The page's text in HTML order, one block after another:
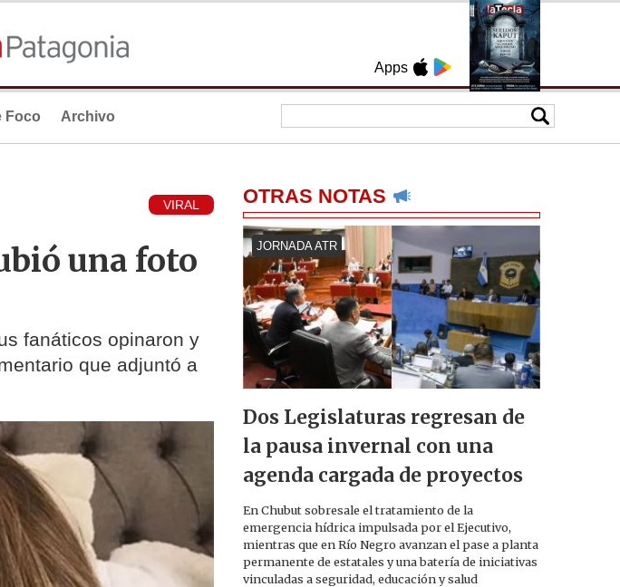
Apps
Foco Archivo
VIRAL
una foto
fanáticos opinaron y
que adjuntó a
OTRAS NOTAS
JORNADA ATR
Dos Legislaturas regresan de
la pausa invernal con una
agenda cargada de proyectos
En Chubut sobresale el tratamiento de la
emergencia hídrica impulsada por el Ejecutivo,
mientras que en Río Negro avanzan el pase a planta
permanente de estatales y una batería de iniciativas
vinculadas a seguridad, educación y salud